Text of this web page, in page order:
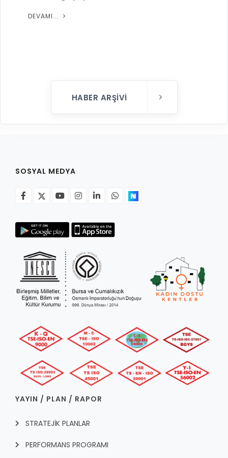
DEVAMI...
HABER ARŞIVI
SOSYAL MEDYA
YAYIN / PLAN / RAPOR
STRATEJİK PLANLAR
PERFORMANS PROGRAMI